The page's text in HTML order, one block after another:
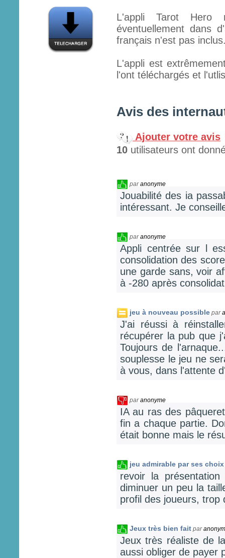
L'appli Tarot Hero
éventuellement dans
français n'est pas
L'appli est
l'ont téléchargés et
Avis des
Ajouter votre avis
10 utilisateurs ont
paranonyme
Jouabilité des ia
intéressant. Je
paranonyme
Appli centrée sur l
consolidation des
une garde sans, voir
à -280 après
jeu à nouveau possible par
J'ai réussi à
récupérer la pub que
Toujours de
souplesse le jeu ne
à vous, dans l'attente
paranonyme
IA au ras des
fin a chaque partie.
était bonne mais le
jeu admirable par ses
revoir la
diminuer un peu la
profil des joueurs,
Jeux très bien fait par
Jeux très réaliste de
aussi obliger de payer